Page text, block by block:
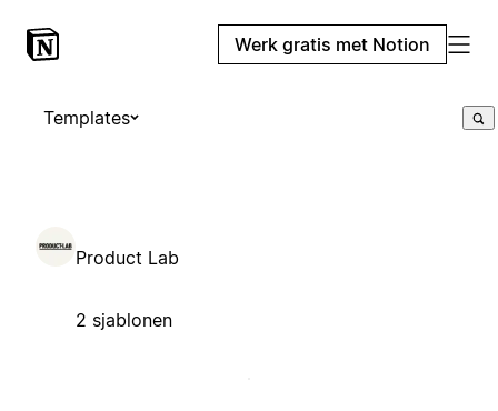
Werk gratis met Notion
Templates
Product Lab
2 sjablonen